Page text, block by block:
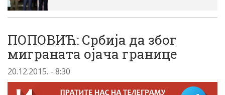
ПОПОВИЋ: Србија да због
миграната ојача границе
20.12.2015. - 8:30